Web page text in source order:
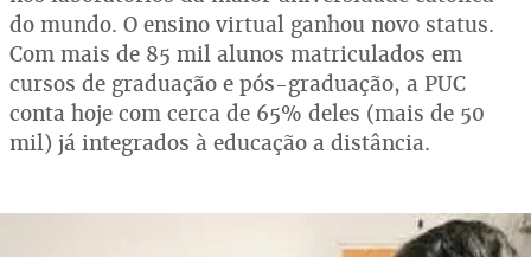
do mundo. O ensino virtual ganhou novo status.
Com mais de 85 mil alunos matriculados em
cursos de graduação e pós-graduação, a PUC
conta hoje com cerca de 65% deles (mais de 50
mil) já integrados à educação a distância.